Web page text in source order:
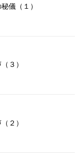
儀（１）
３）
２）